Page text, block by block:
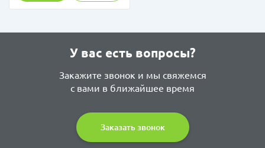
У вас есть вопросы?
Закажите звонок и мы свяжемся
с вами в ближайшее время
Заказать звонок